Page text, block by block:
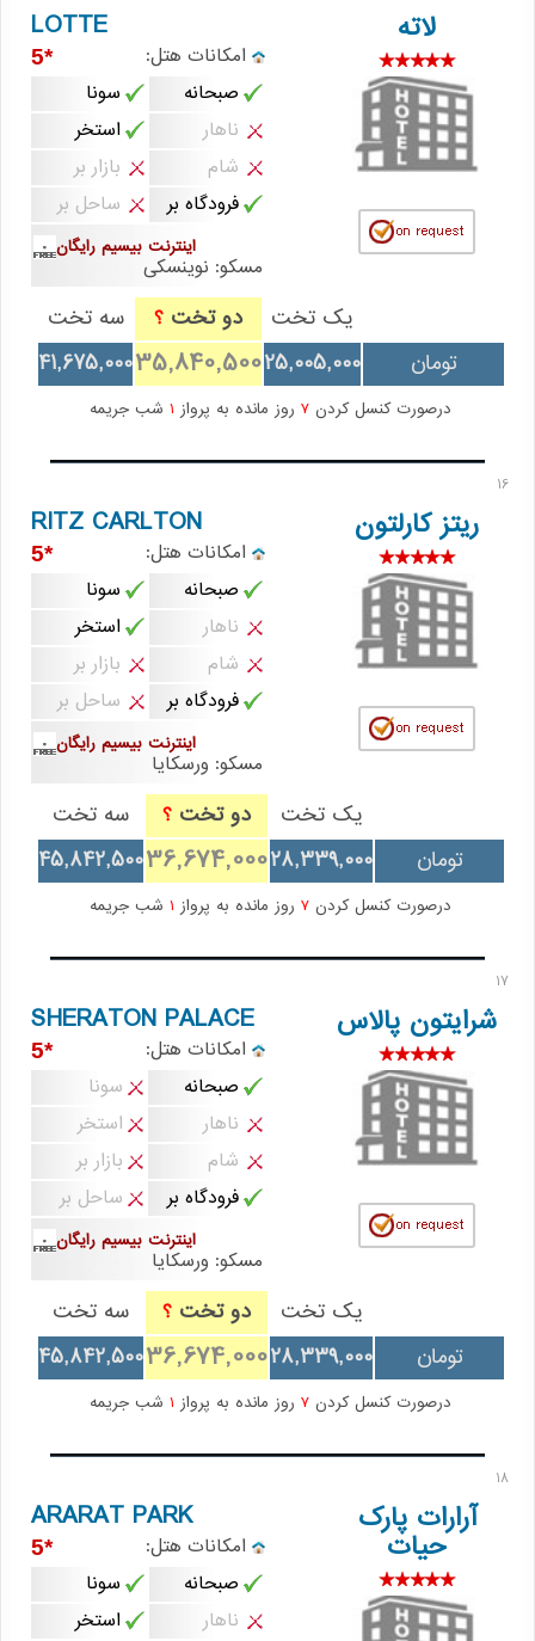
لاته LOTTE
امکانات هتل: *5
صبحانه
سونا
ناهار
استخر
شام
بازار بر
فرودگاه بر
ساحل بر
اینترنت بیسیم رایگان
مسکو: نوینسکی
یک تخت دو تخت ؟
سه تخت
تومان
25,005,000
35,840,500
41,675,000
درصورت کنسل کردن 7 روز مانده به پرواز شب جریمه
16
ریتز کارلتون RITZ CARLTON
امکانات هتل: *5
صبحانه
سونا
ناهار
استخر
شام
بازار بر
فرودگاه بر
ساحل بر
اینترنت بیسیم رایگان
مسکو: ورسکایا
یک تخت دو تخت ؟
سه تخت
تومان
28,339,000
36,674,000
45,842,500
درصورت کنسل کردن 7 روز مانده به پرواز شب جریمه
17
شرایتون پالاس SHERATON PALACE
امکانات هتل: *5
صبحانه
سونا
ناهار
استخر
شام
بازار بر
فرودگاه بر
ساحل بر
اینترنت بیسیم رایگان
مسکو: ورسکایا
یک تخت دو تخت ؟
سه تخت
تومان
28,339,000
36,674,000
45,842,500
درصورت کنسل کردن 7 روز مانده به پرواز شب جریمه
18
آرارات پارک
حیات
ARARAT PARK
امکانات هتل: *5
صبحانه
سونا
ناهار
استخر